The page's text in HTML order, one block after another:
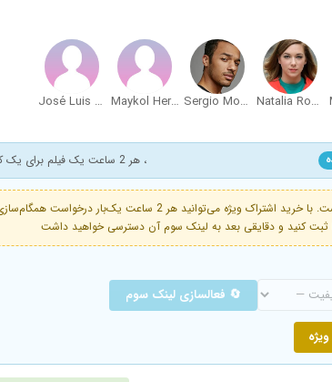
Natalia Rodríguez
Sergio Momo
Maykol Hernández
José Luis de Madariaga
، هر 2 ساعت یک فیلم برای یک کاربر ویژه
فعال است. با خرید اشتراک ویژه می‌توانید هر 2 ساعت یک‌بار درخواست
🔄 فعالسازی لینک سوم